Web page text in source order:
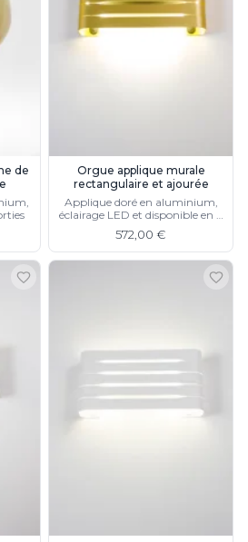
de
Orgue applique murale
rectangulaire et ajourée
Applique doré en aluminium,
éclairage LED et disponible en 3
572,00 €